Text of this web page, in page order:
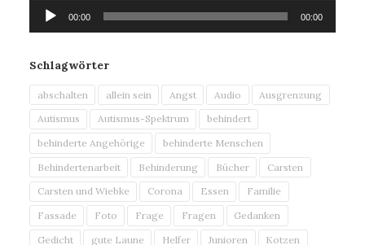
Audio-
Player
00:00 00:00
Schlagwörter
abschalten allein sein Angst Audio
Ausgrenzung
Autismus
Autismus-Spektrum
behindert
behinderte Angehörige
behinderte Menschen
Behindertenarbeit
Behinderung Bücher
Carsten
Carsten und Wiebke
Corona Essen
Familie
Fassade
Foto Frage Fragen
Gedanken
Gedicht
gute Laune Helfer Junioren Kotzen